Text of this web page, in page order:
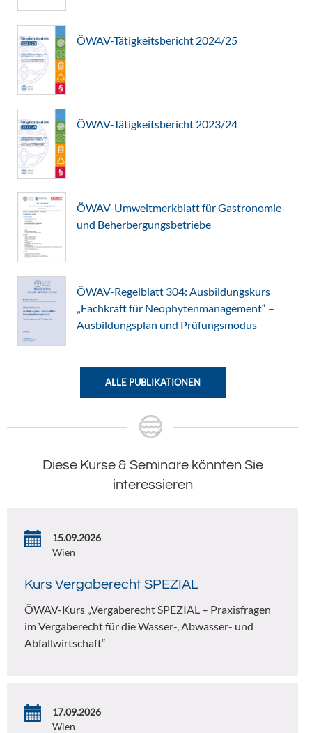
ÖWAV-Tätigkeitsbericht 2024/25
ÖWAV-Tätigkeitsbericht 2023/24
ÖWAV-Umweltmerkblatt für Gastronomie-
und Beherbergungsbetriebe
ÖWAV-Regelblatt 304: Ausbildungskurs
„Fachkraft für Neophytenmanagement“ –
Ausbildungsplan und Prüfungsmodus
ALLE PUBLIKATIONEN
Diese Kurse & Seminare könnten Sie
interessieren
15.09.2026
Wien
Kurs Vergaberecht SPEZIAL
ÖWAV-Kurs „Vergaberecht SPEZIAL – Praxisfragen
im Vergaberecht für die Wasser-, Abwasser- und
Abfallwirtschaft“
17.09.2026
Wien